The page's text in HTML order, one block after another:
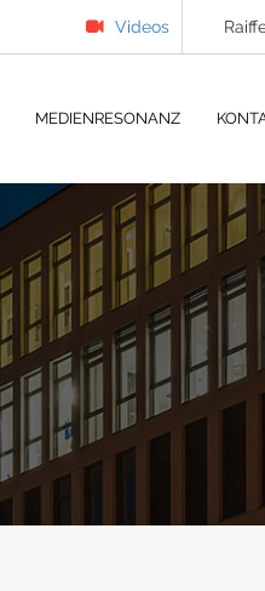
Videos
MEDIENRESONANZ